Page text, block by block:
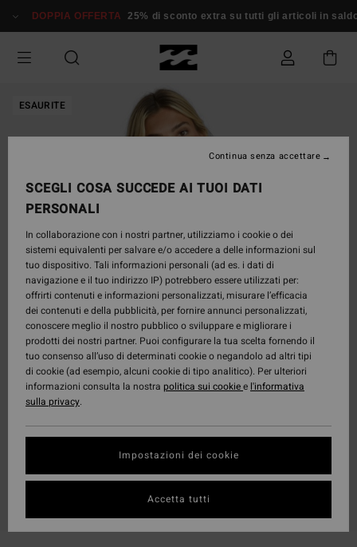
alle
prodotto
DOPPIA OFFERTA 25% di sconto extra su tutti gli articoli in saldo*
ESAURITE
SCEGLI COSA SUCCEDE AI TUOI DATI
PERSONALI
In collaborazione con i nostri partner, utilizziamo i cookie o dei
sistemi equivalenti per salvare e/o accedere a delle informazioni sul
tuo dispositivo. Tali informazioni personali (ad es. i dati di
navigazione e il tuo indirizzo IP) potrebbero essere utilizzati per:
offrirti contenuti e informazioni personalizzati, misurare l’efficacia
dei contenuti e della pubblicità, per fornire annunci personalizzati,
conoscere meglio il nostro pubblico o sviluppare e migliorare i
prodotti dei nostri partner. Puoi configurare la tua scelta fornendo il
tuo consenso all’uso di determinati cookie o negandolo ad altri tipi
di cookie (ad esempio, alcuni cookie di tipo analitico). Per ulteriori
informazioni consulta la nostra politica sui cookiee l'informativa
sulla privacy.
Impostazioni dei cookie
Continua senza accettare
Accetta tutti